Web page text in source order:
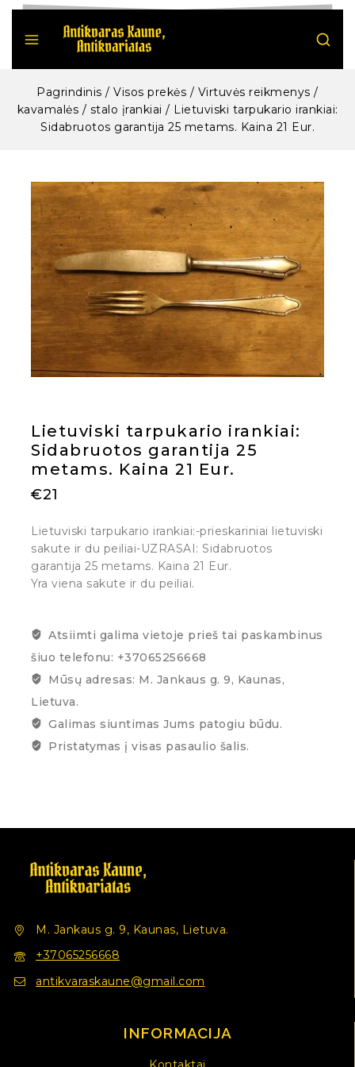
Pagrindinis / Visos prekės / Virtuvės reikmenys /
kavamalės / stalo įrankiai / Lietuviski tarpukario irankiai:
Sidabruotos garantija 25 metams. Kaina 21 Eur.
Lietuviski tarpukario irankiai:
Sidabruotos garantija 25
metams. Kaina 21 Eur.
€21
Lietuviski tarpukario irankiai:-prieskariniai lietuviski
sakute ir du peiliai-UZRASAI: Sidabruotos
garantija 25 metams. Kaina 21 Eur.
Yra viena sakute ir du peiliai.
Atsiimti galima vietoje prieš tai paskambinus
šiuo telefonu: +37065256668
Mūsų adresas: M. Jankaus g. 9, Kaunas,
Lietuva.
Galimas siuntimas Jums patogiu būdu.
Pristatymas į visas pasaulio šalis.
M. Jankaus g. 9, Kaunas, Lietuva.
+37065256668
antikvaraskaune@gmail.com
INFORMACIJA